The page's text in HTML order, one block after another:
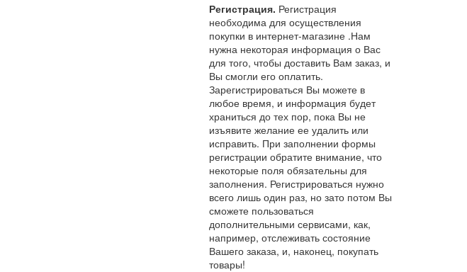
Регистрация. Регистрация
необходима для осуществления
покупки в интернет-магазине .Нам
нужна некоторая информация о Вас
для того, чтобы доставить Вам заказ, и
Вы смогли его оплатить.
Зарегистрироваться Вы можете в
любое время, и информация будет
храниться до тех пор, пока Вы не
изъявите желание ее удалить или
исправить. При заполнении формы
регистрации обратите внимание, что
некоторые поля обязательны для
заполнения. Регистрироваться нужно
всего лишь один раз, но зато потом Вы
сможете пользоваться
дополнительными сервисами, как,
например, отслеживать состояние
Вашего заказа, и, наконец, покупать
товары!